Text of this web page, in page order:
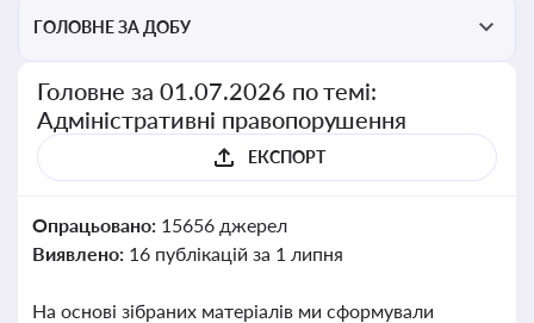
ГОЛОВНЕ ЗА ДОБУ
Головне за 01.07.2026 по темі:
Адміністративні правопорушення
ЕКСПОРТ
Опрацьовано: 15656 джерел
Виявлено: 16 публікацій за 1 липня
На основі зібраних матеріалів ми сформували